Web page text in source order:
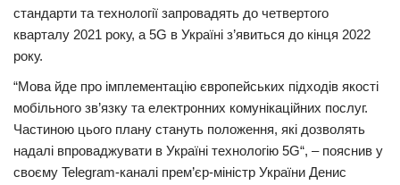
#Війна
стандарти та технології запровадять до четвертого
кварталу 2021 року, а 5G в Україні з’явиться до кінця 2022
року.
“Мова йде про імплементацію європейських підходів якості
мобільного зв’язку та електронних комунікаційних послуг.
Частиною цього плану стануть положення, які дозволять
надалі впроваджувати в Україні технологію 5G“, – пояснив у
своєму Telegram-каналі прем’єр-міністр України Денис